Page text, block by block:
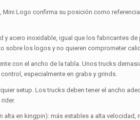
, Mini Logo confirma su posición como
acero inoxidable, igual que los fabricantes de
sobre los logos y no quieren comprometer
con el ancho de la tabla. Unos trucks
especialmente en grabs y grinds.
setup. Los trucks deben tener el ancho
alta en kingpin): más estables a alta velocidad,